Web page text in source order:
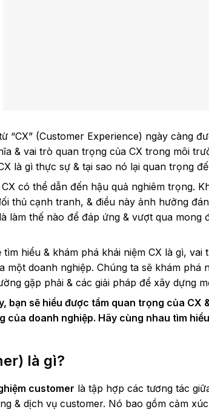
“CX” (Customer Experience) ngày càng
& vai trò quan trọng của CX trong môi
là gì thực sự & tại sao nó lại quan trọng
có thể dẫn đến hậu quả nghiêm trọng.
thủ cạnh tranh, & điều này ảnh hưởng
làm thế nào để đáp ứng & vượt qua mong
hiểu & khám phá khái niệm CX là gì,
một doanh nghiệp. Chúng ta sẽ khám
gặp phải & các giải pháp để xây dựng
bạn sẽ hiểu được tầm quan trọng của CX
của doanh nghiệp. Hãy cùng nhau tìm
là gì?
customer là tập hợp các tương tác
& dịch vụ customer. Nó bao gồm cảm